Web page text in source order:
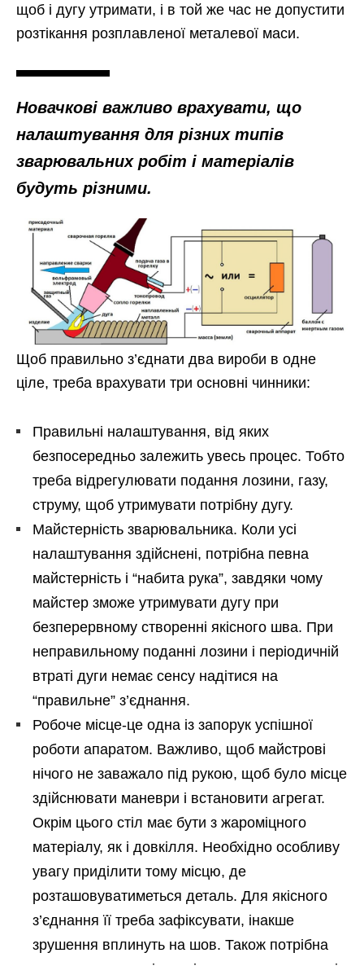
щоб і дугу утримати, і в той же час не допустити
розтікання розплавленої металевої маси.
Новачкові важливо врахувати, що
налаштування для різних типів
зварювальних робіт і матеріалів
будуть різними.
Щоб правильно з’єднати два вироби в одне
ціле, треба врахувати три основні чинники:
Правильні налаштування, від яких
безпосередньо залежить увесь процес. Тобто
треба відрегулювати подання лозини, газу,
струму, щоб утримувати потрібну дугу.
Майстерність зварювальника. Коли усі
налаштування здійснені, потрібна певна
майстерність і “набита рука”, завдяки чому
майстер зможе утримувати дугу при
безперервному створенні якісного шва. При
неправильному поданні лозини і періодичній
втраті дуги немає сенсу надітися на
“правильне” з’єднання.
Робоче місце-це одна із запорук успішної
роботи апаратом. Важливо, щоб майстрові
нічого не заважало під рукою, щоб було місце
здійснювати маневри і встановити агрегат.
Окрім цього стіл має бути з жароміцного
матеріалу, як і довкілля. Необхідно особливу
увагу приділити тому місцю, де
розташовуватиметься деталь. Для якісного
з’єднання її треба зафіксувати, інакше
зрушення вплинуть на шов. Також потрібна